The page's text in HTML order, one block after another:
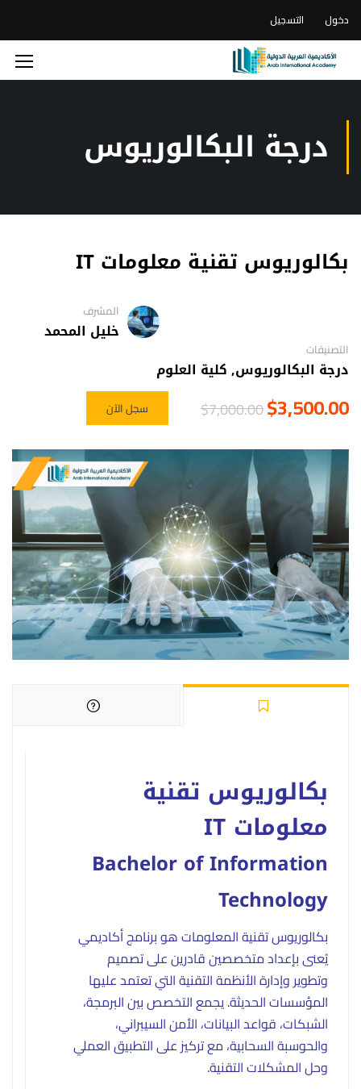
دخول التسجيل
درجة البكالوريوس
بكالوريوس تقنية معلومات IT
المشرف
خليل المحمد
التصنيفات
درجة البكالوريوس,كلية العلوم
$7,000.00$3,500.00 سجل الآن
بكالوريوس تقنية
معلومات IT
Bachelor of Information
Technology
بكالوريوس تقنية المعلومات هو برنامج أكاديمي
يُعنى بإعداد متخصصين قادرين على تصميم
وتطوير وإدارة الأنظمة التقنية التي تعتمد عليها
المؤسسات الحديثة. يجمع التخصص بين البرمجة،
الشبكات، قواعد البيانات، الأمن السيبراني،
والحوسبة السحابية، مع تركيز على التطبيق العملي
وحل المشكلات التقنية.